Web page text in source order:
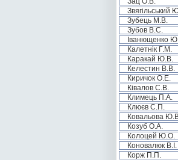
Звягільський
Зубець М.В.
Зубов В.С.
Іванющенко
Калетнік Г.М.
Каракай Ю.В.
Келестин В.В.
Киричок О.Е.
Ківалов С.В.
Климець П.А.
Клюєв С.П.
Ковальова
Козуб О.А.
Колоцей Ю.О.
Коновалюк В.І.
Корж П.П.